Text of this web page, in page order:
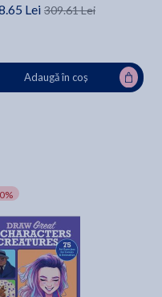
Lei 309.61 Lei
Adaugă în coș